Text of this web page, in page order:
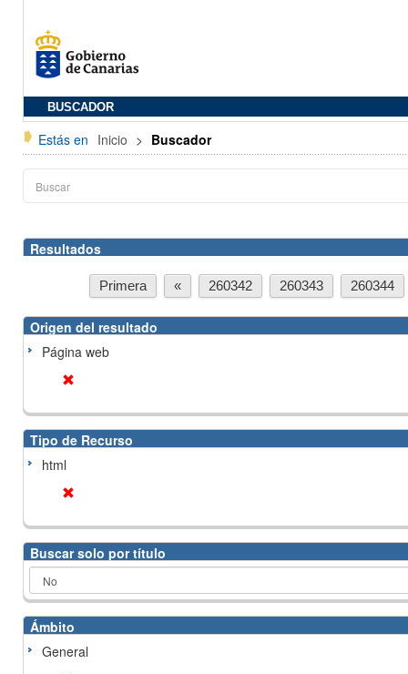
BUSCADOR
Estás en Inicio > Buscador
Resultados
Primera « 260342 260343 260344
Origen del resultado
Página web
Tipo de Recurso
html
Buscar solo por título
Ámbito
General